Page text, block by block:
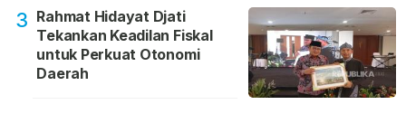
3 Rahmat Hidayat Djati
Tekankan Keadilan Fiskal
untuk Perkuat Otonomi
Daerah